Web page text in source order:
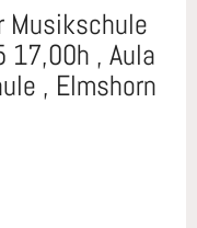
Musikschule
17,00h , Aula
, Elmshorn